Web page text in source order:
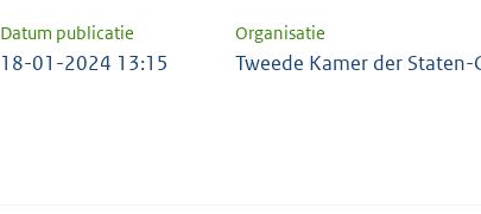
Datum publicatie Organisatie
18-01-2024 13:15 Tweede Kamer der Staten-